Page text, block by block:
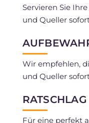
Servieren Sie
und Queller
Wir empfehlen,
und Queller
RATSCHLAG
Für eine perfekt